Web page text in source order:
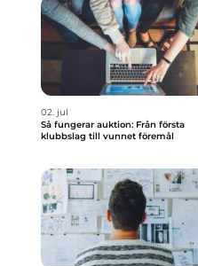
02. jul
Så fungerar auktion: Från första
klubbslag till vunnet föremål